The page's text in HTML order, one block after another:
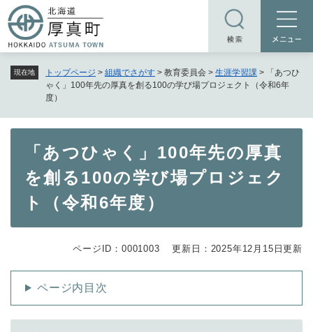
ー
ジ
現在地 トップページ > 組織でさがす > 教育委員会 > 生涯学習課 >
「あつひ
ゃく」100年先の厚真を創る100の学び場プロジェクト（令和6年
度）
「あつひゃく」100年先の厚真
を創る100の学び場プロジェク
ト（令和6年度）
ページID：0001003 更新日：2025年12月15日更新
ページ内目次